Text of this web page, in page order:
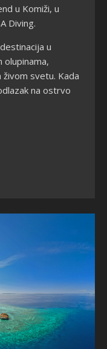
u Komiži, u
Diving.
u
olupinama,
svetu. Kada
na ostrvo